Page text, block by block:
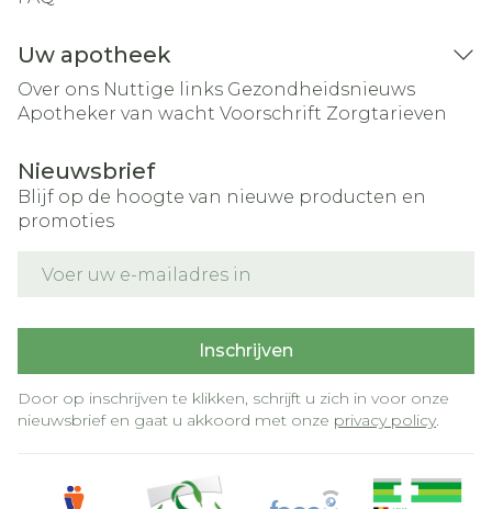
Uw apotheek
Over ons Nuttige links Gezondheidsnieuws
Apotheker van wacht Voorschrift Zorgtarieven
Nieuwsbrief
Blijf op de hoogte van nieuwe producten en
promoties
Inschrijven
Door op inschrijven te klikken, schrijft u zich in voor onze
nieuwsbrief en gaat u akkoord met onze privacy policy.